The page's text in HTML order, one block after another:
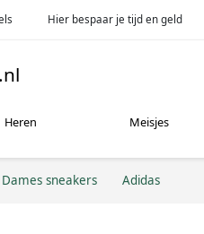
Hier bespaar je tijd en geld
Heren Meisjes
Dames sneakers Adidas